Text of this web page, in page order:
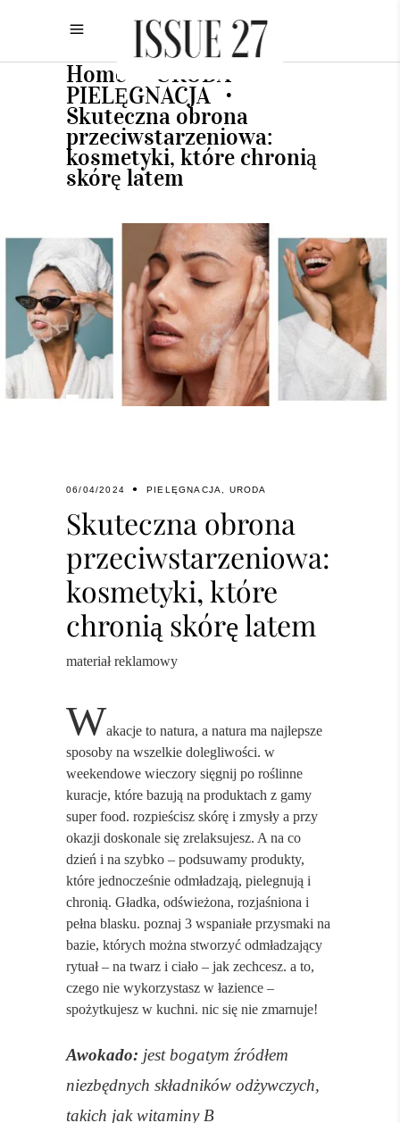
Home URODA
PIELĘGNACJA •
Skuteczna obrona
przeciwstarzeniowa:
kosmetyki, które chronią
skórę latem
06/04/2024 PIELĘGNACJA, URODA
Skuteczna obrona
przeciwstarzeniowa:
kosmetyki, które
chronią skórę latem
materiał reklamowy
Wakacje to natura, a natura ma najlepsze
sposoby na wszelkie dolegliwości. w
weekendowe wieczory sięgnij po roślinne
kuracje, które bazują na produktach z gamy
super food. rozpieścisz skórę i zmysły a przy
okazji doskonale się zrelaksujesz. A na co
dzień i na szybko – podsuwamy produkty,
które jednocześnie odmładzają, pielegnują i
chronią. Gładka, odświeżona, rozjaśniona i
pełna blasku. poznaj 3 wspaniałe przysmaki na
bazie, których można stworzyć odmładzający
rytuał – na twarz i ciało – jak zechcesz. a to,
czego nie wykorzystasz w łazience –
spożytkujesz w kuchni. nic się nie zmarnuje!
Awokado: jest bogatym źródłem
niezbędnych składników odżywczych,
takich jak witaminy B